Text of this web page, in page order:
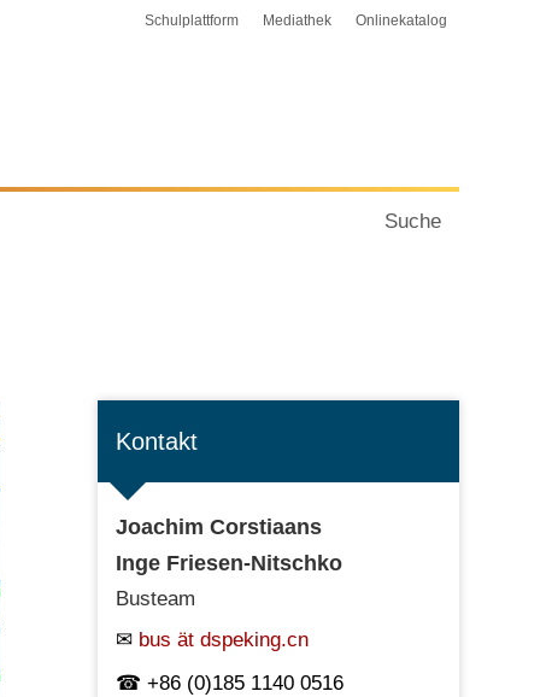
Onlinekatalog
Mediathek
Schulplattform
Suche
Kontakt
Joachim Corstiaans
Inge Friesen-Nitschko
Busteam
bus ät dspeking.cn
+86 (0)185 1140 0516